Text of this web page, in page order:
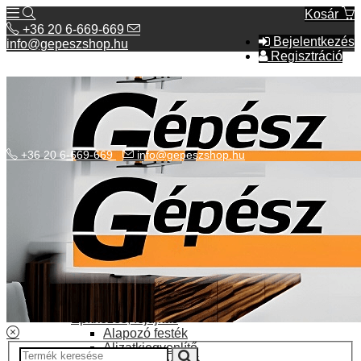
Kosár
Bejelentkezés
Regisztráció
+36 20 6-669-669
info@gepeszshop.hu
Kategóriák menü
Bolhapiac
Elektromos fűtés
Építkezés, fejújítás
Alapozó festék
Aljzatkiegyenlítő
+36 20 6-669-669 info@gepeszshop.hu